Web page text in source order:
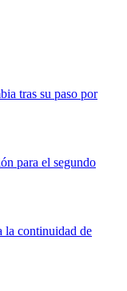
tras su paso por
para el segundo
la continuidad de